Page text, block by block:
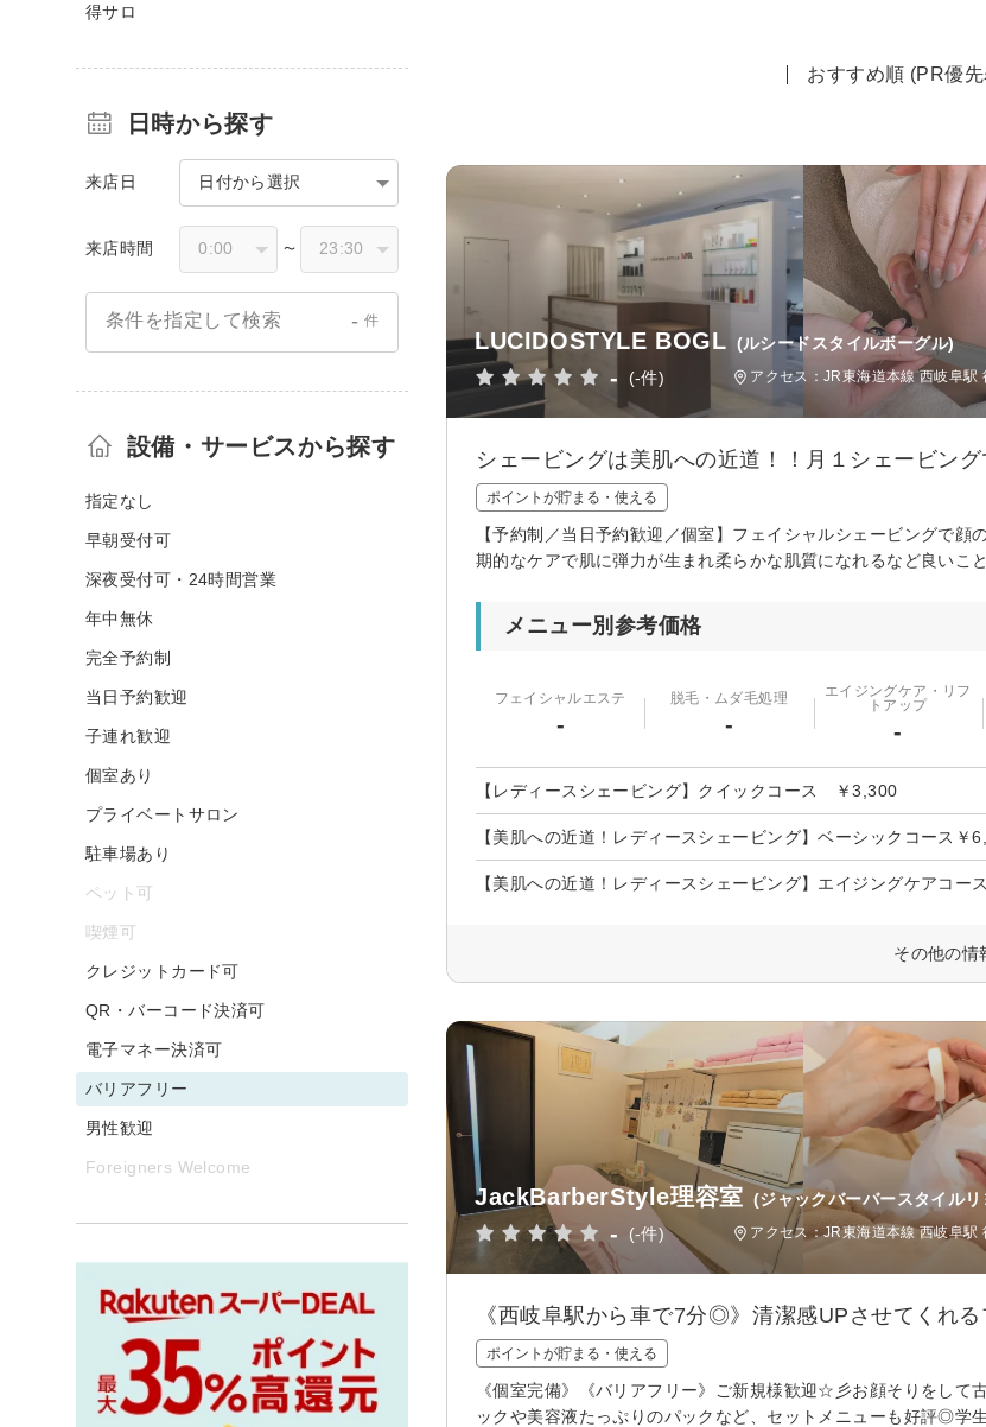
おすすめ順 (PR優
LUCIDOSTYLE BOGL (ルシードスタイルボーグル)
- (-件) アクセス：JR東海道本線 西岐阜駅
シェービングは美肌への近道！！月１シェービン
ポイントが貯まる・使える
【予約制／当日予約歓迎／個室】フェイシャルシェービングで
期的なケアで肌に弾力が生まれ柔らかな肌質になれるなど良いこ
メニュー別参考価格
フェイシャルエステ
-
脱毛・ムダ毛処理
-
エイジングケア・リフ
トアップ
-
【レディースシェービング】クイックコース ￥3,300
【美肌への近道！レディースシェービング】ベーシックコース
【美肌への近道！レディースシェービング】エイジングケアコ
その他の情
JackBarberStyle理容室 (ジャックバーバースタイルリ
- (-件) アクセス：JR東海道本線 西岐阜駅
《西岐阜駅から車で7分◎》清潔感UPさせてくれ
ポイントが貯まる・使える
《個室完備》《バリアフリー》ご新規様歓迎☆彡お顔そりをし
ックや美容液たっぷりのパックなど、セットメニューも好評◎学
得サロ
日時から探す
来店日 日付から選択
来店時間 〜
条件を指定して検索 - 件
設備・サービスから探す
指定なし
早朝受付可
深夜受付可・24時間営業
年中無休
完全予約制
当日予約歓迎
子連れ歓迎
個室あり
プライベートサロン
駐車場あり
ペット可
喫煙可
クレジットカード可
QR・バーコード決済可
電子マネー決済可
バリアフリー
男性歓迎
Foreigners Welcome